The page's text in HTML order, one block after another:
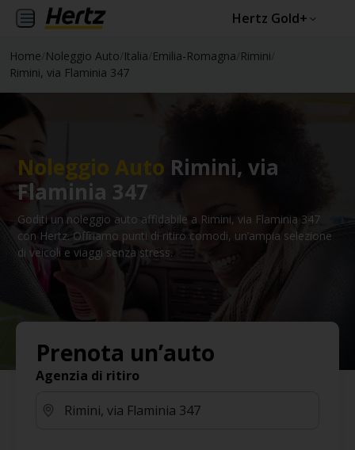
Hertz Gold+
Home Noleggio Auto Italia Emilia-Romagna Rimini
Rimini, via Flaminia 347
Noleggio Auto Rimini, via
Flaminia 347
Goditi un noleggio auto affidabile a Rimini, via Flaminia 347
con Hertz. Offriamo punti di ritiro comodi, un’ampia selezione
di veicoli e viaggi senza stress.
Prenota un’auto
Agenzia di ritiro